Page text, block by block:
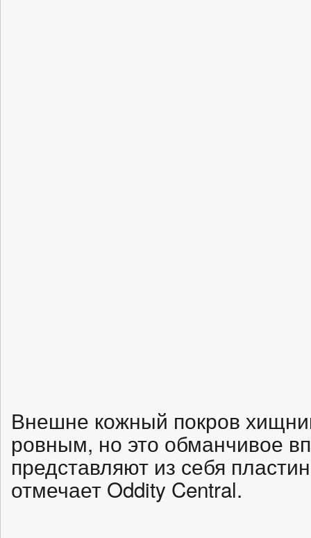
Внешне кожный покров
ровным, но это обманчивое
представляют из себя
отмечает Oddity Central.